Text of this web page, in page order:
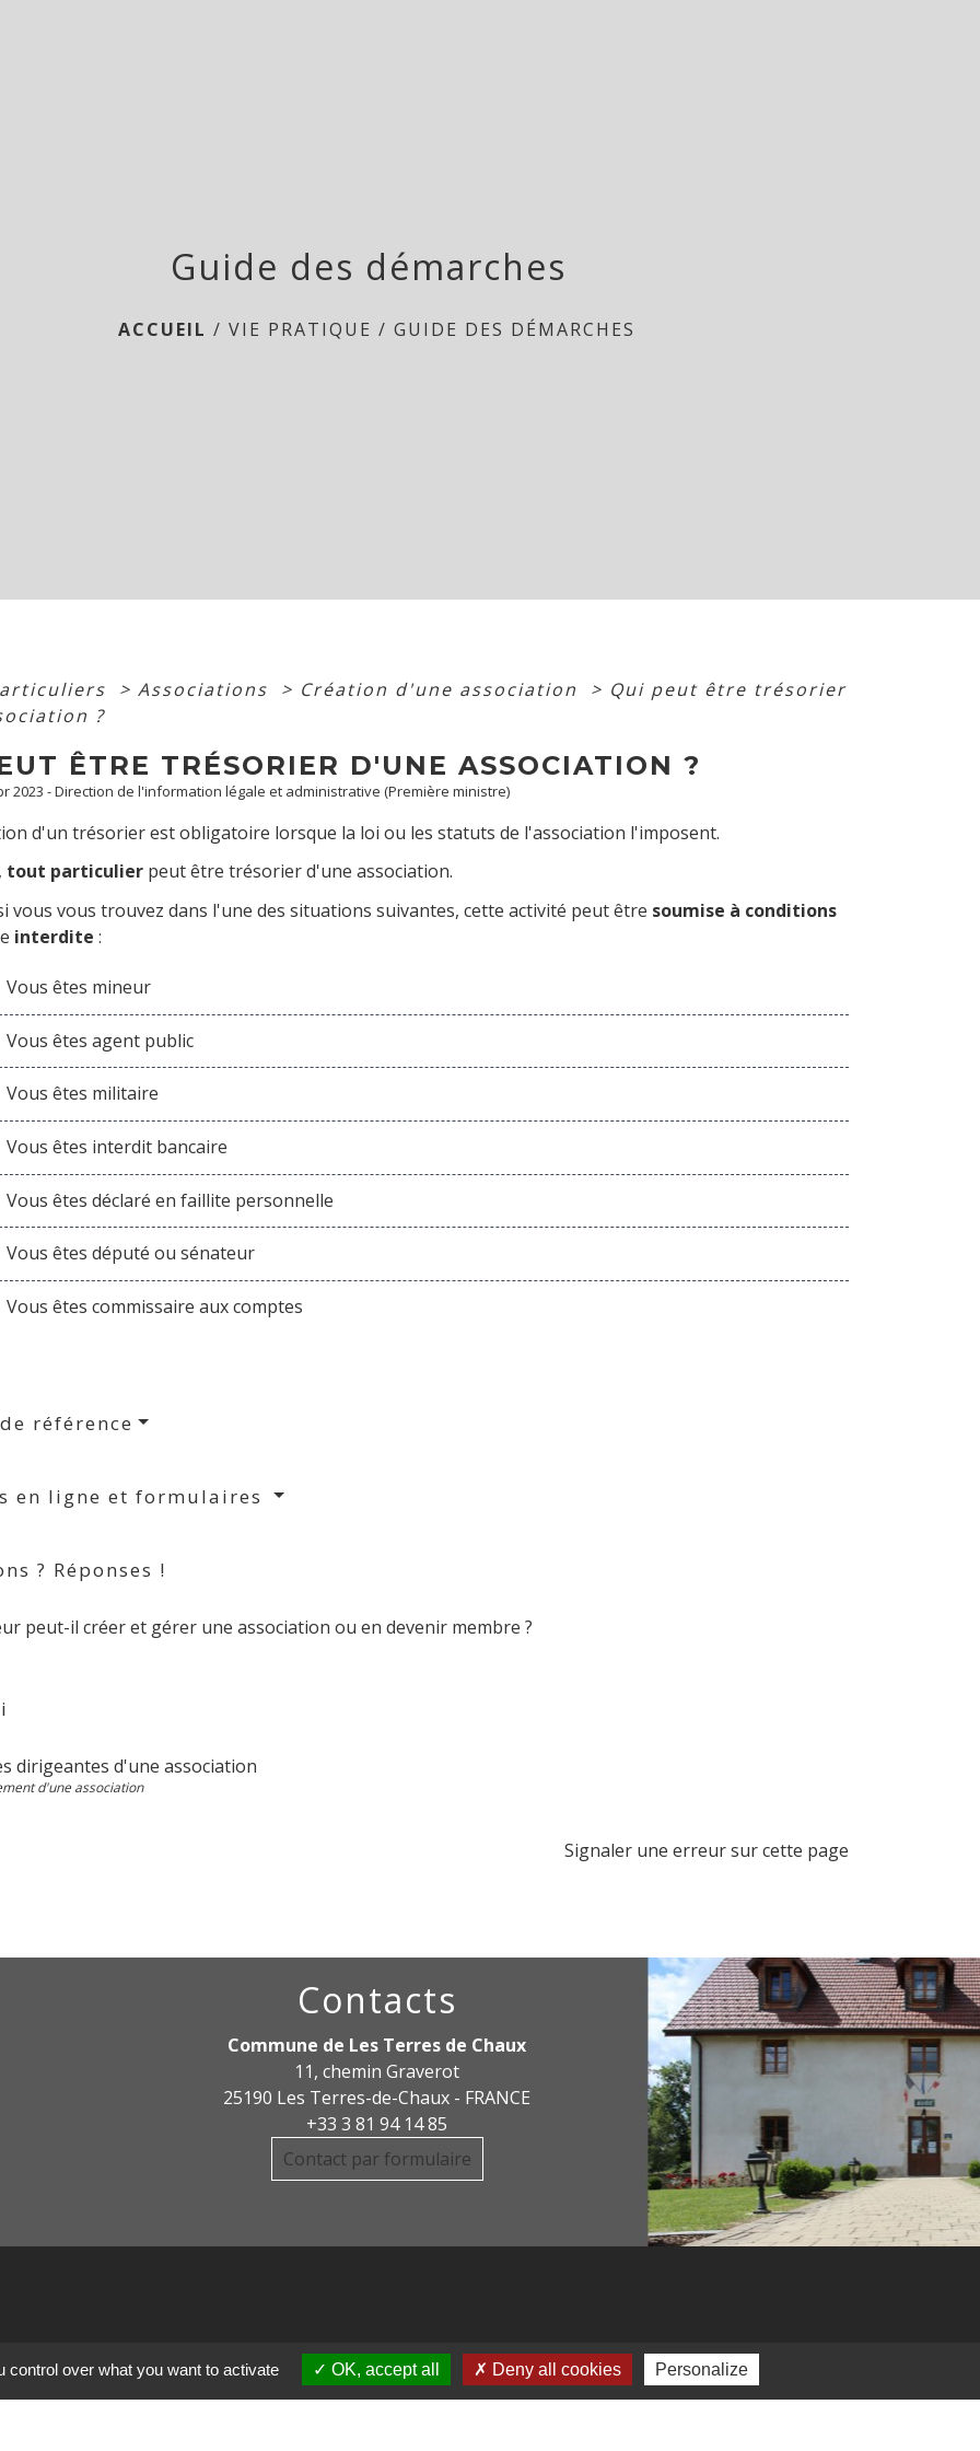
Guide des démarches
ACCUEIL /VIE PRATIQUE /GUIDE DES DÉMARCHES
> Associations > Création d'une association > Qui peut être trésorier
?
ÊTRE TRÉSORIER D'UNE ASSOCIATION ?
2023 - Direction de l'information légale et administrative (Première ministre)
d'un trésorier est obligatoire lorsque la loi ou les statuts de l'association l'imposent.
tout particulierpeut être trésorier d'une association.
vous vous trouvez dans l'une des situations suivantes, cette activité peut être soumise à conditions
interdite :
Vous êtes mineur
Vous êtes agent public
Vous êtes militaire
Vous êtes interdit bancaire
Vous êtes déclaré en faillite personnelle
Vous êtes député ou sénateur
Vous êtes commissaire aux comptes
référence
en ligne et formulaires
? Réponses !
peut-il créer et gérer une association ou en devenir membre ?
dirigeantes d'une association
d'une association
Signaler une erreur sur cette page
Contacts
Commune de Les Terres de Chaux
11, chemin Graverot
25190 Les Terres-de-Chaux - FRANCE
+33 3 81 94 14 85
Contact par formulaire
COMMUNE PAYS
over what you want to activate OK, accept all Deny all cookies Personalize